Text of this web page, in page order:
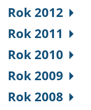
Rok 2012
Rok 2011
Rok 2010
Rok 2009
Rok 2008